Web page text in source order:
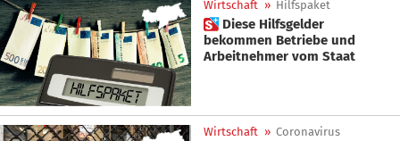
Wirtschaft » Hilfspaket
 Diese Hilfsgelder
bekommen Betriebe und
Arbeitnehmer vom Staat
Wirtschaft » Coronavirus